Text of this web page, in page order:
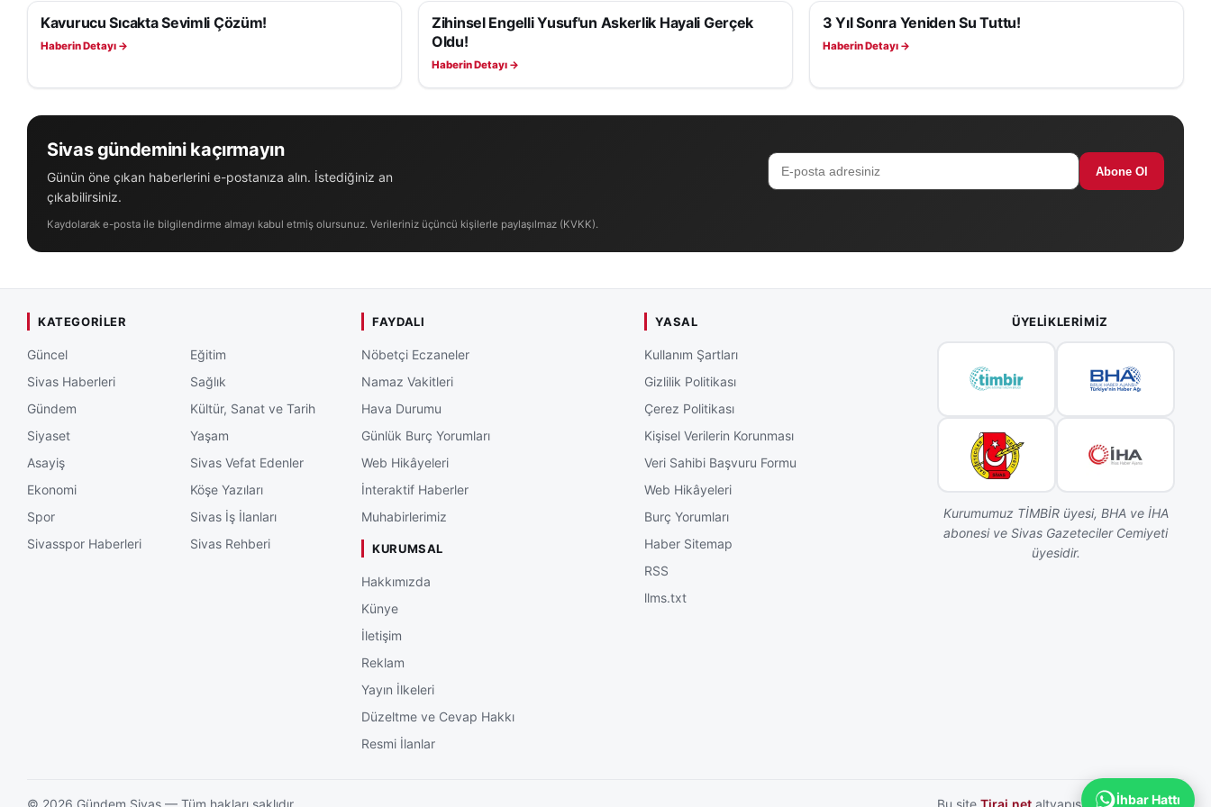
can kaybının önüne geçilmiş oldu. Ağır yaralanan Anıl Algül’ün tedavisinin sürdüğü
YAŞAM
Kavurucu Sıcakta Sevimli Çözüm!
Haberin Detayı →
YAŞAM
Zihinsel Engelli Yusuf'un Askerlik Hayali Gerçek
Oldu!
Haberin Detayı →
YAŞAM
3 Yıl Sonra Yeniden Su Tuttu!
Haberin Detayı →
Sivas gündemini kaçırmayın
Günün öne çıkan haberlerini e-postanıza alın. İstediğiniz an
çıkabilirsiniz.
Abone Ol
Kaydolarak e-posta ile bilgilendirme almayı kabul etmiş olursunuz. Verileriniz üçüncü kişilerle paylaşılmaz (KVKK).
KATEGORILER
Güncel
Sivas Haberleri
Gündem
Siyaset
Asayiş
Ekonomi
Spor
Sivasspor Haberleri
Eğitim
Sağlık
Kültür, Sanat ve Tarih
Yaşam
Sivas Vefat Edenler
Köşe Yazıları
Sivas İş İlanları
Sivas Rehberi
FAYDALI
Nöbetçi Eczaneler
Namaz Vakitleri
Hava Durumu
Günlük Burç Yorumları
Web Hikâyeleri
İnteraktif Haberler
Muhabirlerimiz
KURUMSAL
Hakkımızda
Künye
İletişim
Reklam
Yayın İlkeleri
Düzeltme ve Cevap Hakkı
Resmi İlanlar
YASAL
Kullanım Şartları
Gizlilik Politikası
Çerez Politikası
Kişisel Verilerin Korunması
Veri Sahibi Başvuru Formu
Web Hikâyeleri
Burç Yorumları
Haber Sitemap
RSS
llms.txt
ÜYELIKLERIMIZ
Kurumumuz TİMBİR üyesi, BHA ve İHA
abonesi ve Sivas Gazeteciler Cemiyeti
üyesidir.
© 2026 Gündem Sivas — Tüm hakları saklıdır. Bu site Tiraj.net altyapısı ile hazırlanmıştır.
İhbar Hattı